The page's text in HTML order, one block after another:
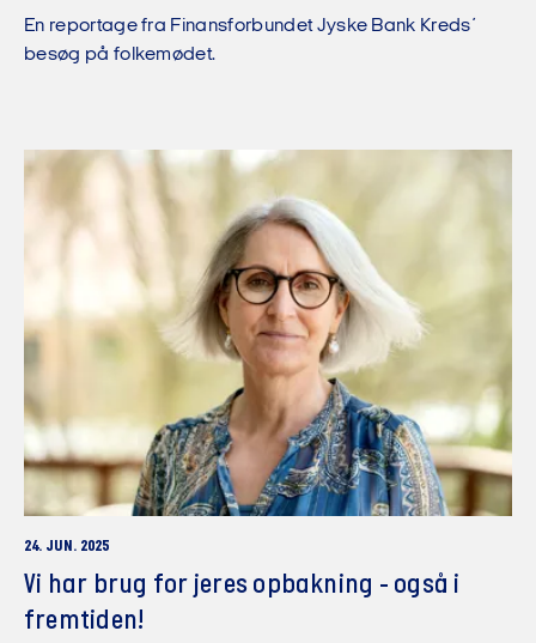
En reportage fra Finansforbundet Jyske Bank Kreds´
besøg på folkemødet.
24. JUN. 2025
Vi har brug for jeres opbakning - også i
fremtiden!